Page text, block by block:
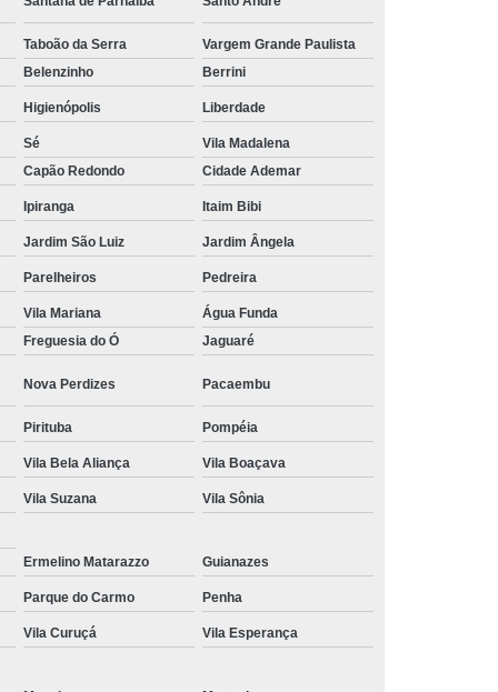
Tratamento Hiperbárico em Sorocaba
Hiperbárico Necrose na Pele
de Ferida Operatória
Hiperbárica Tratamento de Feridas
em Câmara Hiperbárica
Tratamento Hiperbárica
Tratamento Hiperbárica em João Pessoa
Tratamento Hiperbárica em Sorocaba
Feridas Oxigenoterapia Hiperbárica
Oxigenoterapia em Campina Grande
Tratamento Oxigenoterapia Hiperbárica
Tratamento Via Oxigenoterapia
Taboão da Serra
Vargem Grande Paulista
Belenzinho Berrini
Higienópolis Liberdade
Sé
Vila Madalena
Capão Redondo Cidade Ademar
Ipiranga Itaim Bibi
Jardim São Luiz Jardim Ângela
Parelheiros Pedreira
Vila Mariana
Água Funda
Freguesia do Ó Jaguaré
Nova Perdizes Pacaembu
Pirituba Pompéia
Vila Bela Aliança Vila Boaçava
Vila Suzana Vila Sônia
Ermelino Matarazzo Guianazes
Parque do Carmo Penha
Vila Curuçá Vila Esperança